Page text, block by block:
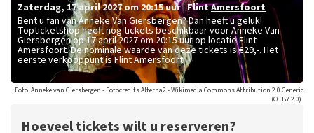
zaterdag, 17 april 2027 om 20:15uur|FlintAmersfoort
Bent u fan van Anneke Van Giersbergen? Dan heeft u geluk!
Topticketshop heeft nog tickets beschikbaar voor Anneke Van
Giersbergen op 17 april 2027 om 20:15 uur op locatie Flint
Amersfoort. De nominale waarde van deze tickets is€29,-. Het
eerste verkooppunt is Flint Amersfoort.
Foto: Anneke van Giersbergen - Fotocredits Alterna2 - Wikimedia Commons Attribution 2.0 Generic
(CC BY 2.0)
Hoeveel tickets wilt u reserveren?